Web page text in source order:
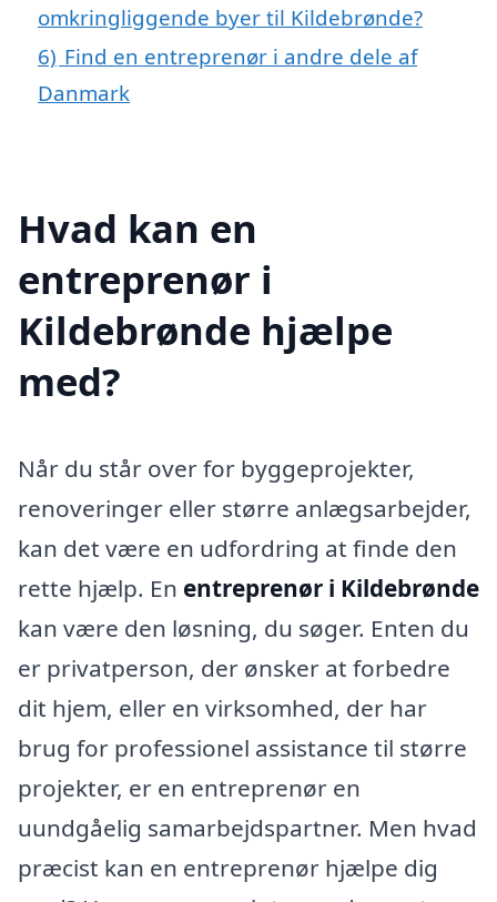
omkringliggende byer til Kildebrønde?
6) Find en entreprenør i andre dele af
Danmark
Hvad kan en
entreprenør i
Kildebrønde hjælpe
med?
Når du står over for byggeprojekter,
renoveringer eller større anlægsarbejder,
kan det være en udfordring at finde den
rette hjælp. En entreprenør i Kildebrønde
kan være den løsning, du søger. Enten du
er privatperson, der ønsker at forbedre
dit hjem, eller en virksomhed, der har
brug for professionel assistance til større
projekter, er en entreprenør en
uundgåelig samarbejdspartner. Men hvad
præcist kan en entreprenør hjælpe dig